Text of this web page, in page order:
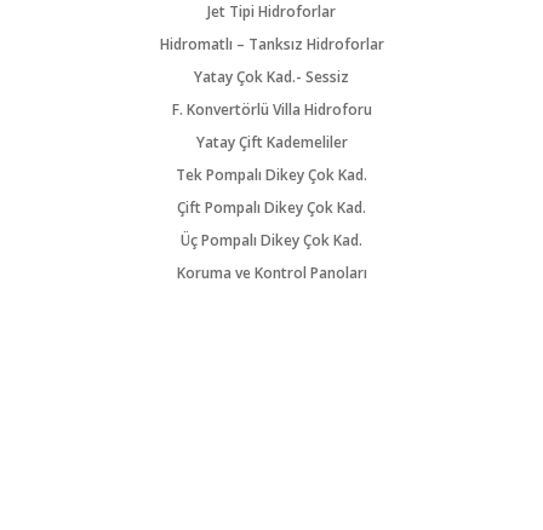
Jet Tipi Hidroforlar
Hidromatlı – Tanksız Hidroforlar
Yatay Çok Kad.- Sessiz
F. Konvertörlü Villa Hidroforu
Yatay Çift Kademeliler
Tek Pompalı Dikey Çok Kad.
Çift Pompalı Dikey Çok Kad.
Üç Pompalı Dikey Çok Kad.
Koruma ve Kontrol Panoları